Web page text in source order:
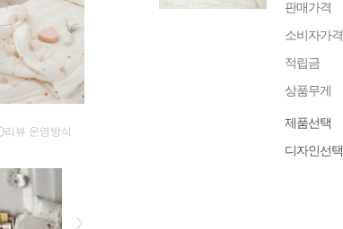
판매가격
소비자가격
적립금
상품무게
제품선택
디자인선택